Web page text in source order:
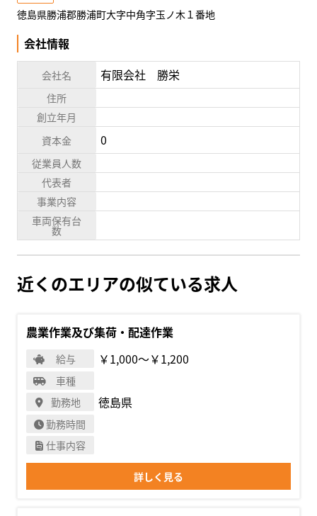
徳島県勝浦郡勝浦町大字中角字玉ノ木１番地
会社情報
会社名 有限会社 勝栄
住所
創立年月
資本金
0
従業員人数
代表者
事業内容
車両保有台
数
近くのエリアの似ている求人
農業作業及び集荷・配達作業
給与 ￥1,000〜￥1,200
車種
勤務地
徳島県
勤務時間
仕事内容
詳しく見る